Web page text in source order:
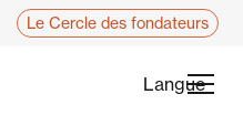
Le Cercle des fondateurs
Langue